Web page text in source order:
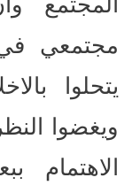
مجتمعي
يتحلوا
ويغضوا
الاهتمام